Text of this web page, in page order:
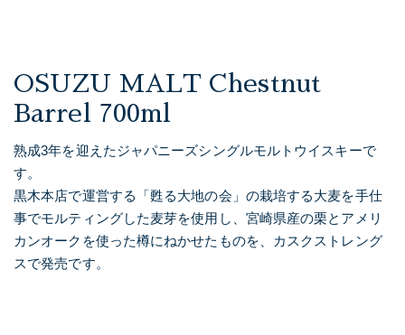
OSUZU MALT Chestnut
Barrel 700ml
熟成3年を迎えたジャパニーズシングルモルトウイスキーで
す。
黒木本店で運営する「甦る大地の会」の栽培する大麦を手仕
事でモルティングした麦芽を使用し、宮崎県産の栗とアメリ
カンオークを使った樽にねかせたものを、カスクストレング
スで発売です。